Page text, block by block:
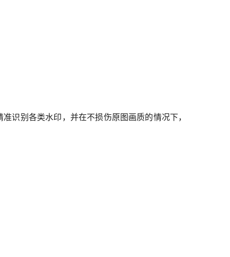
识别各类水印，并在不损伤原图画质的情况下，